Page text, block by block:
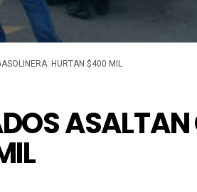
HURTAN $400 MIL